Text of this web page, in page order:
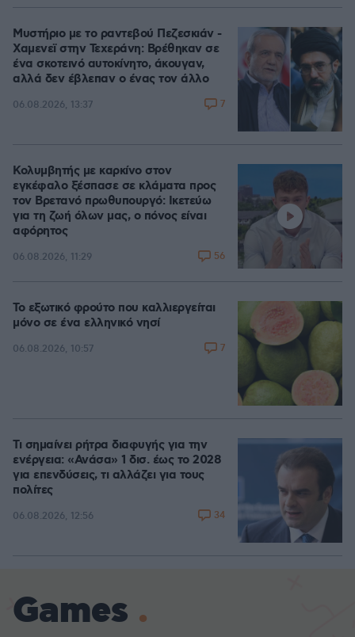
Μυστήριο με το ραντεβού Πεζεσκιάν -
Χαμενεϊ στην Τεχεράνη: Βρέθηκαν σε
ένα σκοτεινό αυτοκίνητο, άκουγαν,
αλλά δεν έβλεπαν ο ένας τον άλλο
06.08.2026, 13:37 7
Κολυμβητής με καρκίνο στον
εγκέφαλο ξέσπασε σε κλάματα προς
τον Βρετανό πρωθυπουργό: Ικετεύω
για τη ζωή όλων μας, ο πόνος είναι
αφόρητος
06.08.2026, 11:29 56
Το εξωτικό φρούτο που καλλιεργείται
μόνο σε ένα ελληνικό νησί
06.08.2026, 10:57 7
Τι σημαίνει ρήτρα διαφυγής για την
ενέργεια: «Ανάσα» 1 δισ. έως το 2028
για επενδύσεις, τι αλλάζει για τους
πολίτες
06.08.2026, 12:56 34
Games